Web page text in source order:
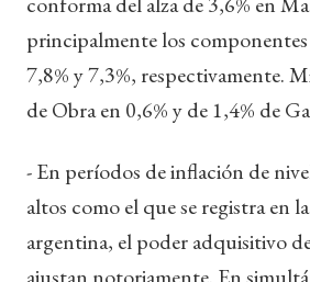
principalmente los
7,8% y 7,3%, respectivamente.
de Obra en 0,6% y de 1,4% de
- En períodos de inflación de
altos como el que se registra en
argentina, el poder adquisitivo
ajustan notoriamente. En